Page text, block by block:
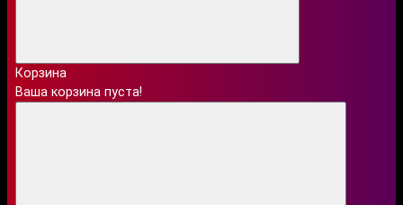
Корзина
Ваша корзина пуста!